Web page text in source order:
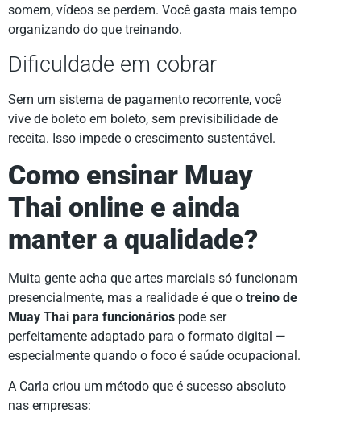
somem, vídeos se perdem. Você gasta mais tempo
organizando do que treinando.
Dificuldade em cobrar
Sem um sistema de pagamento recorrente, você
vive de boleto em boleto, sem previsibilidade de
receita. Isso impede o crescimento sustentável.
Como ensinar Muay
Thai online e ainda
manter a qualidade?
Muita gente acha que artes marciais só funcionam
presencialmente, mas a realidade é que o treino de
Muay Thai para funcionários pode ser
perfeitamente adaptado para o formato digital —
especialmente quando o foco é saúde ocupacional.
A Carla criou um método que é sucesso absoluto
nas empresas: